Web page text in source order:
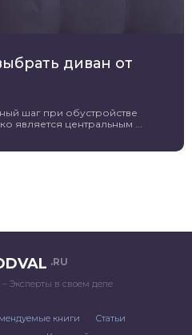
диван от
шаг при обустройстве
является центральным ...
.RU
– Эксперты в своем деле
книги
Статьи